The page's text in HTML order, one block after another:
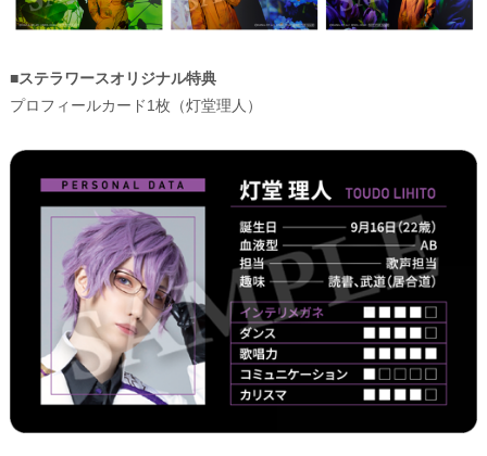
■ステラワースオリジナル特典
プロフィールカード1枚（灯堂理人）